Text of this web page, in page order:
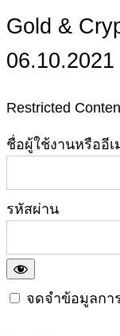
Gold &
06.10.2021
Restricted
ชื่อผู้ใช้งานหรืออีเ
รหัสผ่าน
จดจำข้อมูลกา